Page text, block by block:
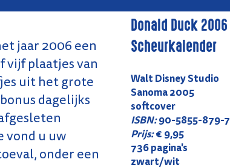
jaar 2006 een
vijf plaatjes van
uit het grote
dagelijks
vond u uw
onder een
Donald Duck 2006
Scheurkalender
Walt Disney Studio
Sanoma 2005
softcover
ISBN:90-5855-879-7
Prijs:€ 9,95
736 pagina's
zwart/wit